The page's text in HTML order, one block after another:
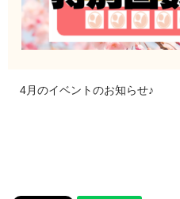
4月のイベントのお知らせ♪